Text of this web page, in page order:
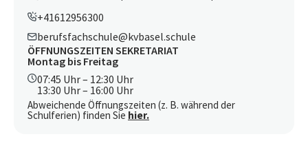
+41612956300
berufsfachschule@kvbasel.schule
ÖFFNUNGSZEITEN SEKRETARIAT
Montag bis Freitag
07:45 Uhr – 12:30 Uhr
13:30 Uhr – 16:00 Uhr
Abweichende Öffnungszeiten (z. B. während der
Schulferien) finden Sie hier.